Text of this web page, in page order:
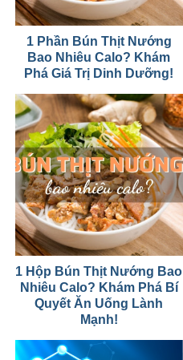
1 Phần Bún Thịt Nướng
Bao Nhiêu Calo? Khám
Phá Giá Trị Dinh Dưỡng!
1 Hộp Bún Thịt Nướng Bao
Nhiêu Calo? Khám Phá Bí
Quyết Ăn Uống Lành
Mạnh!